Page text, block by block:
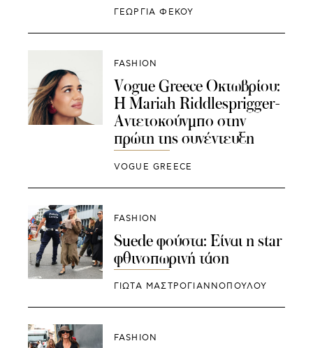
ΓΕΩΡΓΙΑ ΦΕΚΟΥ
FASHION
Vogue Greece Οκτωβρίου:
Η Mariah Riddlesprigger-
Αντετοκούνμπο στην
πρώτη της συνέντευξη
VOGUE GREECE
FASHION
Suede φούστα: Είναι η star
φθινοπωρινή τάση
ΓΙΩΤΑ ΜΑΣΤΡΟΓΙΑΝΝΟΠΟΥΛΟΥ
FASHION